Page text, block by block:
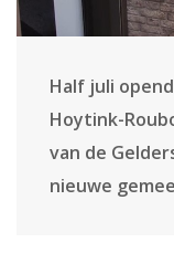
Half juli
Hoytink-
van de
nieuwe